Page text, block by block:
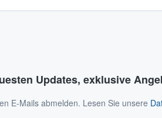
Updates, exklusive
E-Mails abmelden. Lesen Sie unsere